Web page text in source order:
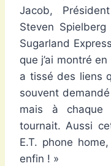
Jacob,
Steven
Sugarland
que j’ai montré
a tissé des liens
souvent
mais à chaque
tournait. Aussi
E.T. phone
enfin ! »